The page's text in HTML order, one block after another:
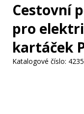
Cestovní
pro
kartáček
Katalogové číslo: